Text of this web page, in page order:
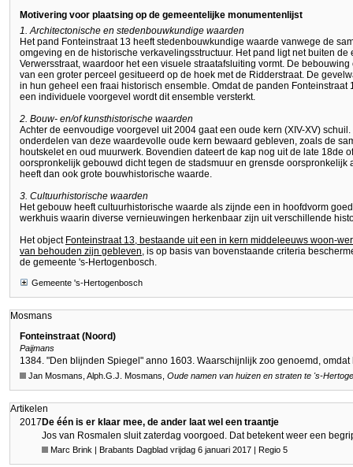
Motivering voor plaatsing op de gemeentelijke monumentenlijst
1. Architectonische en stedenbouwkundige waarden
Het pand Fonteinstraat 13 heeft stedenbouwkundige waarde vanwege de
omgeving en de historische verkavelingsstructuur. Het pand ligt net buiten
Verwersstraat, waardoor het een visuele straatafsluiting vormt. De
van een groter perceel gesitueerd op de hoek met de Ridderstraat. De
in hun geheel een fraai historisch ensemble. Omdat de panden
een individuele voorgevel wordt dit ensemble versterkt.
2. Bouw- en/of kunsthistorische waarden
Achter de eenvoudige voorgevel uit 2004 gaat een oude kern (XIV-XV)
onderdelen van deze waardevolle oude kern bewaard gebleven, zoals de
houtskelet en oud muurwerk. Bovendien dateert de kap nog uit de late 18de
oorspronkelijk gebouwd dicht tegen de stadsmuur en grensde
heeft dan ook grote bouwhistorische waarde.
3. Cultuurhistorische waarden
Het gebouw heeft cultuurhistorische waarde als zijnde een in hoofdvorm
werkhuis waarin diverse vernieuwingen herkenbaar zijn uit verschillende
Het object Fonteinstraat 13, bestaande uit een in kern middeleeuws woon-
van behouden zijn gebleven, is op basis van bovenstaande criteria
de gemeente 's-Hertogenbosch.
Gemeente 's-Hertogenbosch
Mosmans
Fonteinstraat (Noord)
Paijmans
1384. "Den blijnden Spiegel" anno 1603. Waarschijnlijk zoo genoemd,
Jan Mosmans, Alph.G.J. Mosmans, Oude namen van huizen en straten te 's-
Artikelen
2017 De één is er klaar mee, de ander laat wel een traantje
Jos van Rosmalen sluit zaterdag voorgoed. Dat betekent weer een
Marc Brink | Brabants Dagblad vrijdag 6 januari 2017 | Regio 5